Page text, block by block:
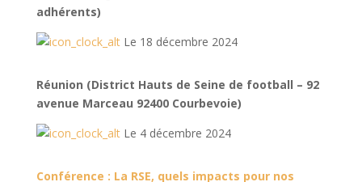
adhérents)
Le 18 décembre 2024
Réunion (District Hauts de Seine de football – 92
avenue Marceau 92400 Courbevoie)
Le 4 décembre 2024
Conférence : La RSE, quels impacts pour nos